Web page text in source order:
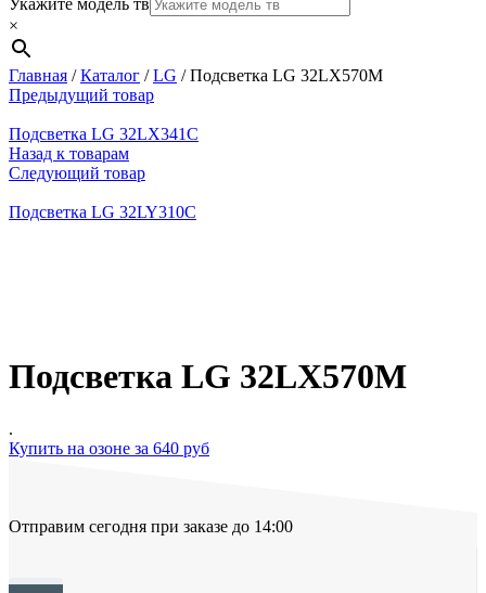
Укажите модель тв
×
Главная /Каталог /LG /Подсветка LG 32LX570М
Предыдущий товар
Подсветка LG 32LX341C
Назад к товарам
Следующий товар
Подсветка LG 32LY310C
Подсветка LG 32LX570М
.
Купить на озоне за 640 руб
Отправим сегодня при заказе до 14:00